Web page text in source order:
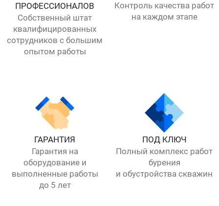
ПРОФЕССИОНАЛОВ
Собственный штат
квалифицированных
сотрудников с большим
опытом работы
Контроль качества работ
на каждом этапе
ГАРАНТИЯ
Гарантия на
оборудование и
выполненные работы
до 5 лет
ПОД КЛЮЧ
Полный комплекс работ
бурения
и обустройства скважин